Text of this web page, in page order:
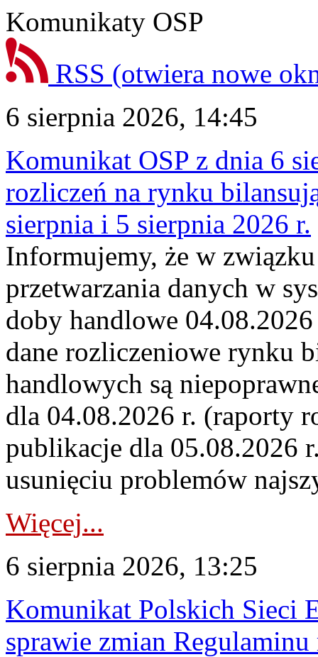
Komunikaty OSP
RSS (otwiera nowe
6 sierpnia 2026, 14:45
Komunikat OSP z dnia 6
rozliczeń na rynku
sierpnia i 5 sierpnia 2026 r.
Informujemy, że w
przetwarzania danych w
doby handlowe
dane rozliczeniowe rynku
handlowych są
dla 04.08.2026 r. (raporty
publikacje dla 05.08.2026
usunięciu problemów
Więcej...
6 sierpnia 2026, 13:25
Komunikat Polskich Sieci
sprawie zmian